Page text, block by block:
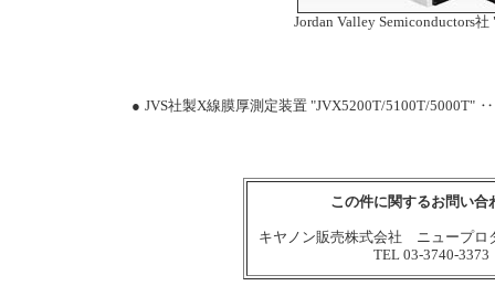
Jordan Valley Semiconductors
● JVS社製X線膜厚測定装置 "JVX5200T/5100T/5000T"
この件に関するお問い合
キヤノン販売株式会社 ニュープロ
TEL 03-3740-3373